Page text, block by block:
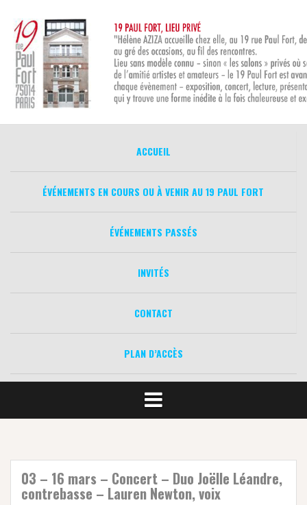
contenu
ACCUEIL
ÉVÉNEMENTS EN COURS OU À VENIR AU 19 PAUL FORT
ÉVÉNEMENTS PASSÉS
INVITÉS
CONTACT
PLAN D’ACCÈS
03 – 16 mars – Concert – Duo Joëlle Léandre,
contrebasse – Lauren Newton, voix